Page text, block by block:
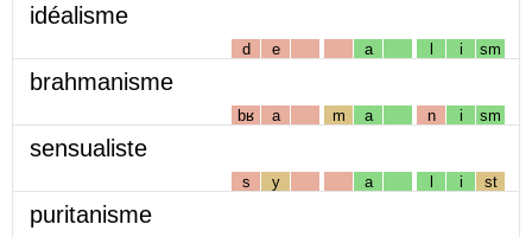
idéalisme
d e a l i sm
brahmanisme
bʁ a m a n i sm
sensualiste
s y a l i st
puritanisme